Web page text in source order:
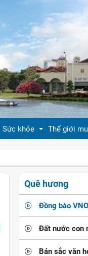
Sức khỏe
Sống đẹp
Sống khỏe
Làm đẹp
Thế giới
Quê hương
Đồng bào
Đất nước con
Bản sắc văn